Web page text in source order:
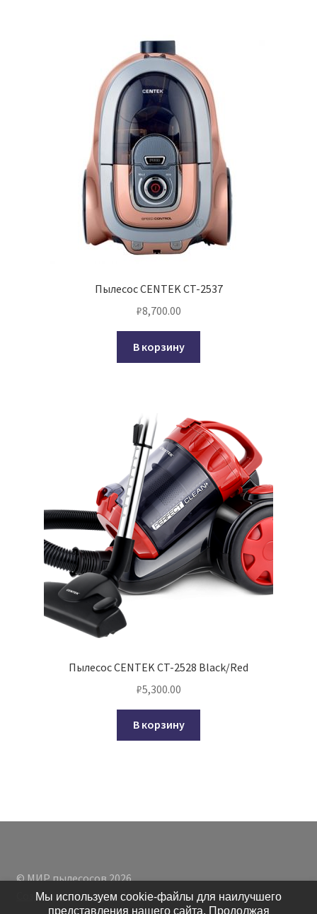
Пылесос CENTEK CT-2537
₽8,700.00
В корзину
Пылесос CENTEK CT-2528 Black/Red
₽5,300.00
В корзину
© МИР пылесосов 2026
Создано с помощью WooCommerce
Мы используем cookie-файлы для наилучшего
представления нашего сайта. Продолжая